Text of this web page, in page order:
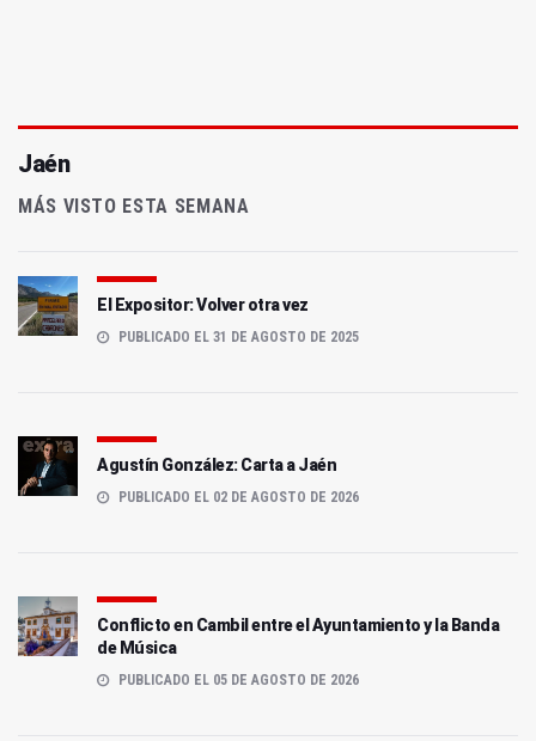
Jaén
MÁS VISTO ESTA SEMANA
El Expositor: Volver otra vez
PUBLICADO EL 31 DE AGOSTO DE 2025
Agustín González: Carta a Jaén
PUBLICADO EL 02 DE AGOSTO DE 2026
Conflicto en Cambil entre el Ayuntamiento y la Banda
de Música
PUBLICADO EL 05 DE AGOSTO DE 2026